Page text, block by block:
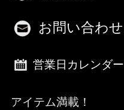
お問い合わせ
営業日カレンダー
アイテム満載！